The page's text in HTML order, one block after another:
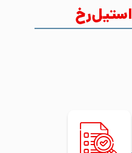
استیل‌رخ